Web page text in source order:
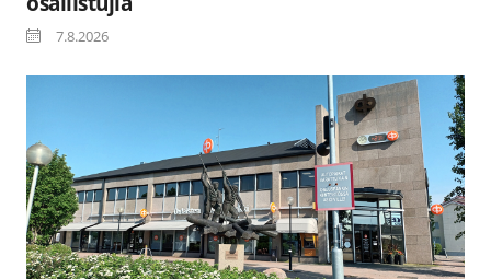
7.8.2026